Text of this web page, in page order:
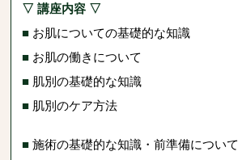
▽ 講座内容 ▽
■ お肌についての基礎的な知識
■ お肌の働きについて
■ 肌別の基礎的な知識
■ 肌別のケア方法
■ 施術の基礎的な知識・前準備について